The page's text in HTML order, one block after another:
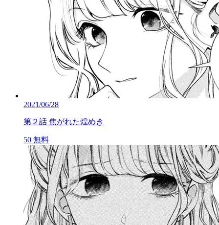
2021/06/28
第２話 焦がれた煌めき
50 無料